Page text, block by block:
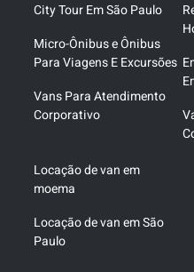
City Tour Em São Paulo
Micro-Ônibus e Ônibus
Para Viagens E Excursões
Vans Para Atendimento
Corporativo
Locação de van em
moema
Locação de van em São
Paulo